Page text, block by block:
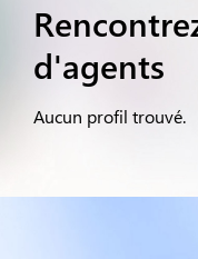
d'agents
Aucun profil trouvé.